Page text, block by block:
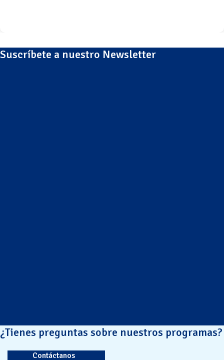
Suscríbete a nuestro Newsletter
¿Tienes preguntas sobre nuestros programas?
Contáctanos